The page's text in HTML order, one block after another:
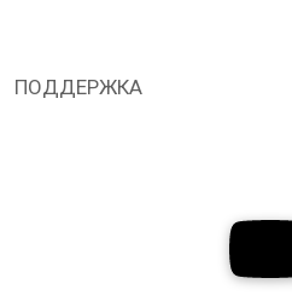
ПОДДЕРЖКА